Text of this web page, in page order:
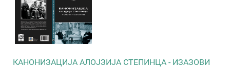
КАНОНИЗАЦИЈА АЛОЈЗИЈА СТЕПИНЦА - ИЗАЗОВИ